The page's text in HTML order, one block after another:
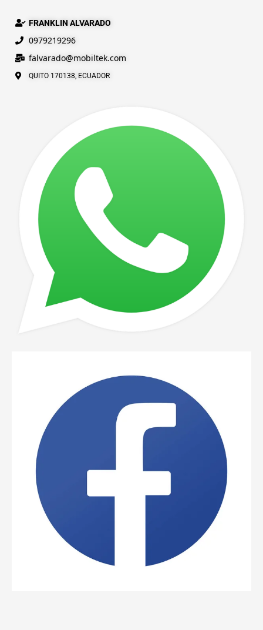
FRANKLIN ALVARADO
0979219296
falvarado@mobiltek.com
QUITO 170138, ECUADOR